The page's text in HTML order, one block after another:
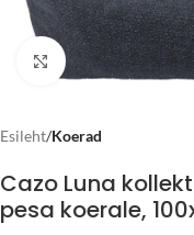
Click to enlarge
Esileht Koerad
Cazo Luna
pesa koerale,